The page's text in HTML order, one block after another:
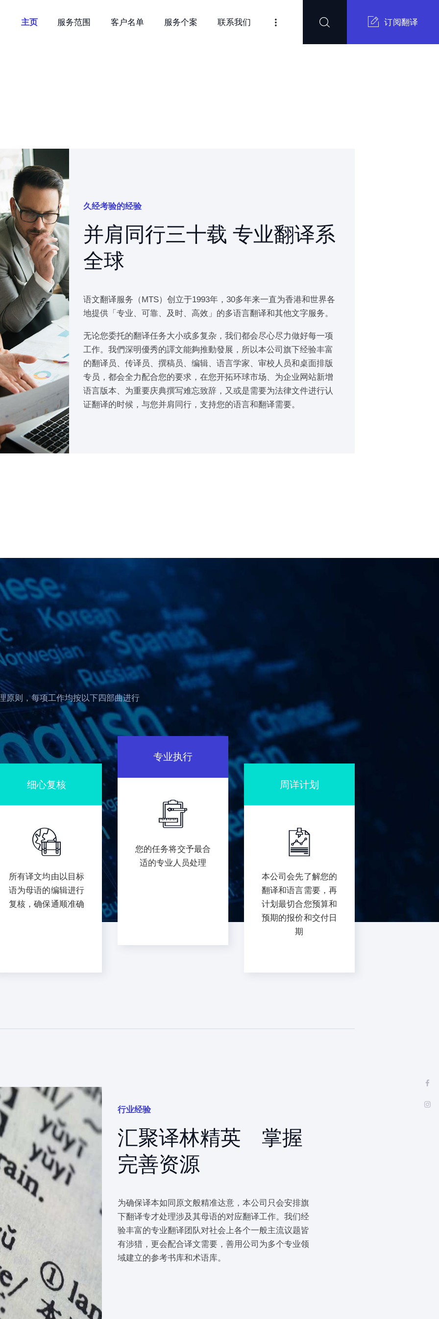
主页 服务范围 客户名单 服务个案 联系我们 订阅翻译
我们
优惠
体中文
久经考验的经验
并肩同行三十载 专业翻译系
全球
语文翻译服务（MTS）创立于1993年，30多年来一直为香港和世界各
地提供「专业、可靠、及时、高效」的多语言翻译和其他文字服务。
无论您委托的翻译任务大小或多复杂，我们都会尽心尽力做好每一项
工作。我們深明優秀的譯文能夠推動發展，所以本公司旗下经验丰富
的翻译员、传译员、撰稿员、编辑、语言学家、审校人员和桌面排版
专员，都会全力配合您的要求，在您开拓环球市场、为企业网站新增
语言版本、为重要庆典撰写难忘致辞，又或是需要为法律文件进行认
证翻译的时候，与您并肩同行，支持您的语言和翻译需要。
原则，每项工作均按以下四部曲进行
细心复核
所有译文均由以目标
语为母语的编辑进行
复核，确保通顺准确
专业执行
您的任务将交予最合
适的专业人员处理
周详计划
本公司会先了解您的
翻译和语言需要，再
计划最切合您预算和
预期的报价和交付日
期
行业经验
汇聚译林精英 掌握
完善资源
为确保译本如同原文般精准达意，本公司只会安排旗
下翻译专才处理涉及其母语的对应翻译工作。我们经
验丰富的专业翻译团队对社会上各个一般主流议题皆
有涉猎，更会配合译文需要，善用公司为多个专业领
域建立的参考书库和术语库。